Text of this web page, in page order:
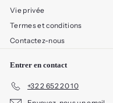
Vie privée
Termes et conditions
Contactez-nous
Entrer en contact
+32 2 652 20 10